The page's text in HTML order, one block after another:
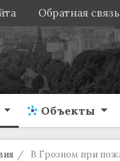
Обратная связь
Объекты
В Грозном при